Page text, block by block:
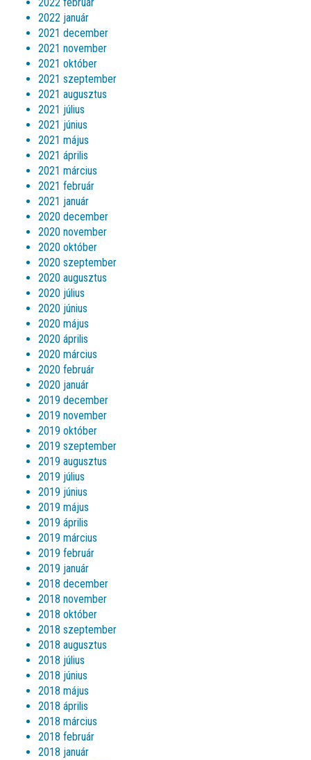
2022 január
2021 december
2021 november
2021 október
2021 szeptember
2021 augusztus
2021 július
2021 június
2021 május
2021 április
2021 március
2021 február
2021 január
2020 december
2020 november
2020 október
2020 szeptember
2020 augusztus
2020 július
2020 június
2020 május
2020 április
2020 március
2020 február
2020 január
2019 december
2019 november
2019 október
2019 szeptember
2019 augusztus
2019 július
2019 június
2019 május
2019 április
2019 március
2019 február
2019 január
2018 december
2018 november
2018 október
2018 szeptember
2018 augusztus
2018 július
2018 június
2018 május
2018 április
2018 március
2018 február
2018 január